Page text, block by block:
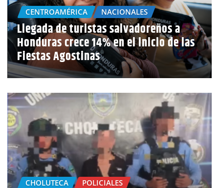
CENTROAMÉRICA NACIONALES
Llegada de turistas salvadoreños a
Honduras crece 14% en el inicio de las
Fiestas Agostinas
CHOLUTECA POLICIALES